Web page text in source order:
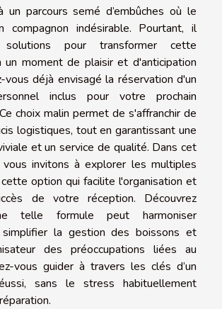
un parcours semé d’embûches où le
indésirable. Pourtant, il
pour transformer cette
un moment de plaisir et d'anticipation
vous déjà envisagé la réservation d'un
inclus pour votre prochain
choix malin permet de s'affranchir de
logistiques, tout en garantissant une
et un service de qualité. Dans cet
invitons à explorer les multiples
option qui facilite l'organisation et
de votre réception. Découvrez
telle formule peut harmoniser
simplifier la gestion des boissons et
des préoccupations liées au
vous guider à travers les clés d’un
sans le stress habituellement